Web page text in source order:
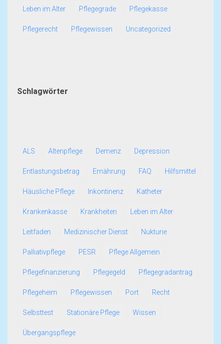
Leben im Alter Pflegegrade Pflegekasse
Pflegerecht Pflegewissen Uncategorized
Schlagwörter
ALS Altenpflege Demenz Depression
Entlastungsbetrag Ernährung FAQ Hilfsmittel
Häusliche Pflege Inkontinenz Katheter
Krankenkasse Krankheiten Leben im Alter
Leitfaden Medizinischer Dienst Nukturie
Palliativpflege PESR Pflege Allgemein
Pflegefinanzierung Pflegegeld Pflegegradantrag
Pflegeheim Pflegewissen Port Recht
Selbsttest Stationäre Pflege Wissen
Übergangspflege